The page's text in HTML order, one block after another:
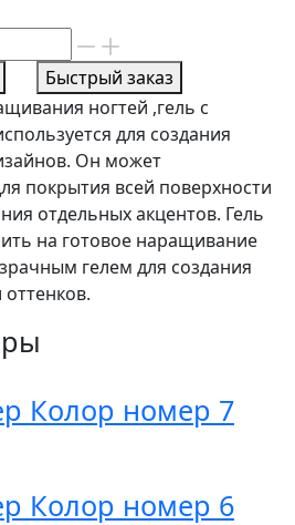
Быстрый заказ
ногтей ,гель с
для создания
Он может
покрытия всей поверхности
отдельных акцентов. Гель
на готовое наращивание
гелем для создания
Колор номер 7
Колор номер 6